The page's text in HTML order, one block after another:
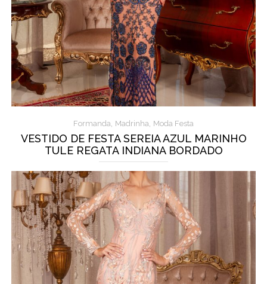
Formanda, Madrinha, Moda Festa
VESTIDO DE FESTA SEREIA AZUL MARINHO
TULE REGATA INDIANA BORDADO